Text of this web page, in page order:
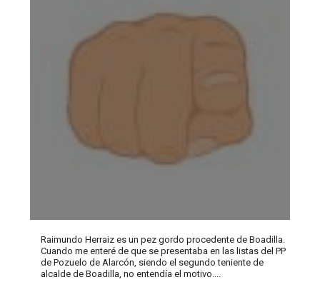
Raimundo Herraiz es un pez gordo procedente de Boadilla.
Cuando me enteré de que se presentaba en las listas del PP
de Pozuelo de Alarcón, siendo el segundo teniente de
alcalde de Boadilla, no entendía el motivo....